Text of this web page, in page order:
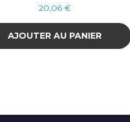
20,06 €
AJOUTER AU PANIER